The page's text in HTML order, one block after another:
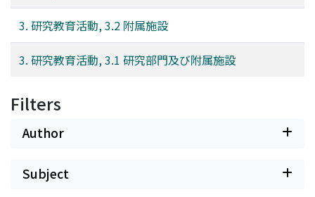
3. 研究教育活動, 3.2 附属施設
3. 研究教育活動, 3.1 研究部門及び附属施設
Filters
Author
Subject